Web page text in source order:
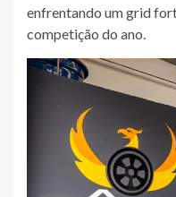
enfrentando um grid
competição do ano.